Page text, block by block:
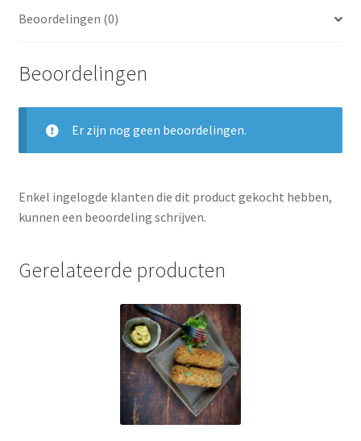
Beoordelingen (0)
Beoordelingen
Er zijn nog geen beoordelingen.
Enkel ingelogde klanten die dit product gekocht hebben,
kunnen een beoordeling schrijven.
Gerelateerde producten